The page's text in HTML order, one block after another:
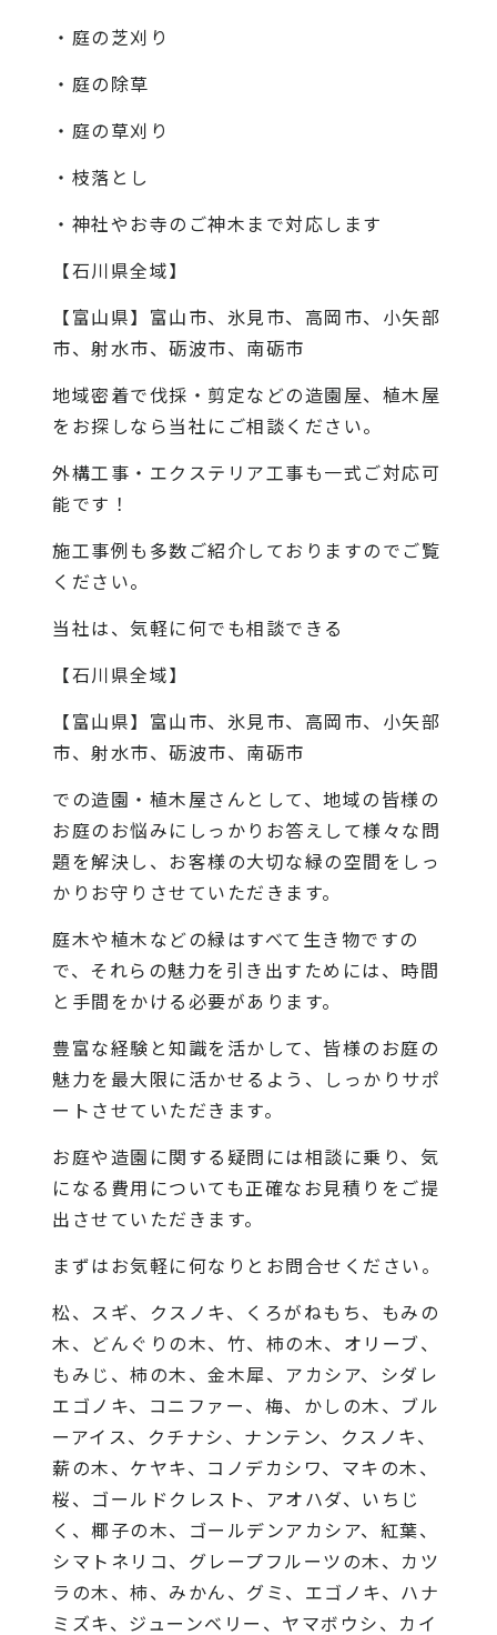
・庭の芝刈り
・庭の除草
・庭の草刈り
・枝落とし
・神社やお寺のご神木まで対応します
【石川県全域】
【富山県】富山市、氷見市、高岡市、小矢部
市、射水市、砺波市、南砺市
地域密着で伐採・剪定などの造園屋、植木屋
をお探しなら当社にご相談ください。
外構工事・エクステリア工事も一式ご対応可
能です！
施工事例も多数ご紹介しておりますのでご覧
ください。
当社は、気軽に何でも相談できる
【石川県全域】
【富山県】富山市、氷見市、高岡市、小矢部
市、射水市、砺波市、南砺市
での造園・植木屋さんとして、地域の皆様の
お庭のお悩みにしっかりお答えして様々な問
題を解決し、お客様の大切な緑の空間をしっ
かりお守りさせていただきます。
庭木や植木などの緑はすべて生き物ですの
で、それらの魅力を引き出すためには、時間
と手間をかける必要があります。
豊富な経験と知識を活かして、皆様のお庭の
魅力を最大限に活かせるよう、しっかりサポ
ートさせていただきます。
お庭や造園に関する疑問には相談に乗り、気
になる費用についても正確なお見積りをご提
出させていただきます。
まずはお気軽に何なりとお問合せください。
松、スギ、クスノキ、くろがねもち、もみの
木、どんぐりの木、竹、柿の木、オリーブ、
もみじ、柿の木、金木犀、アカシア、シダレ
エゴノキ、コニファー、梅、かしの木、ブル
ーアイス、クチナシ、ナンテン、クスノキ、
薪の木、ケヤキ、コノデカシワ、マキの木、
桜、ゴールドクレスト、アオハダ、いちじ
く、椰子の木、ゴールデンアカシア、紅葉、
シマトネリコ、グレープフルーツの木、カツ
ラの木、柿、みかん、グミ、エゴノキ、ハナ
ミズキ、ジューンベリー、ヤマボウシ、カイ